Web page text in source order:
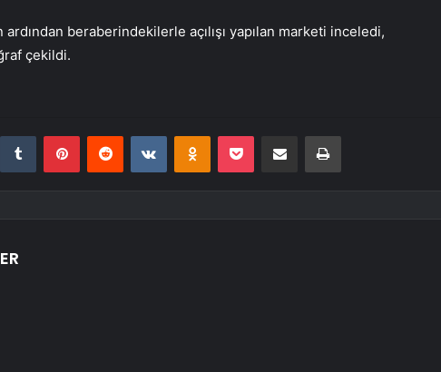
beraberindekilerle açılışı yapılan marketi inceledi,
çekildi.
Tumblr PinterestReddit VKontakteOdnoklassniki
Pocket E-Posta ile paylaş Yazdır